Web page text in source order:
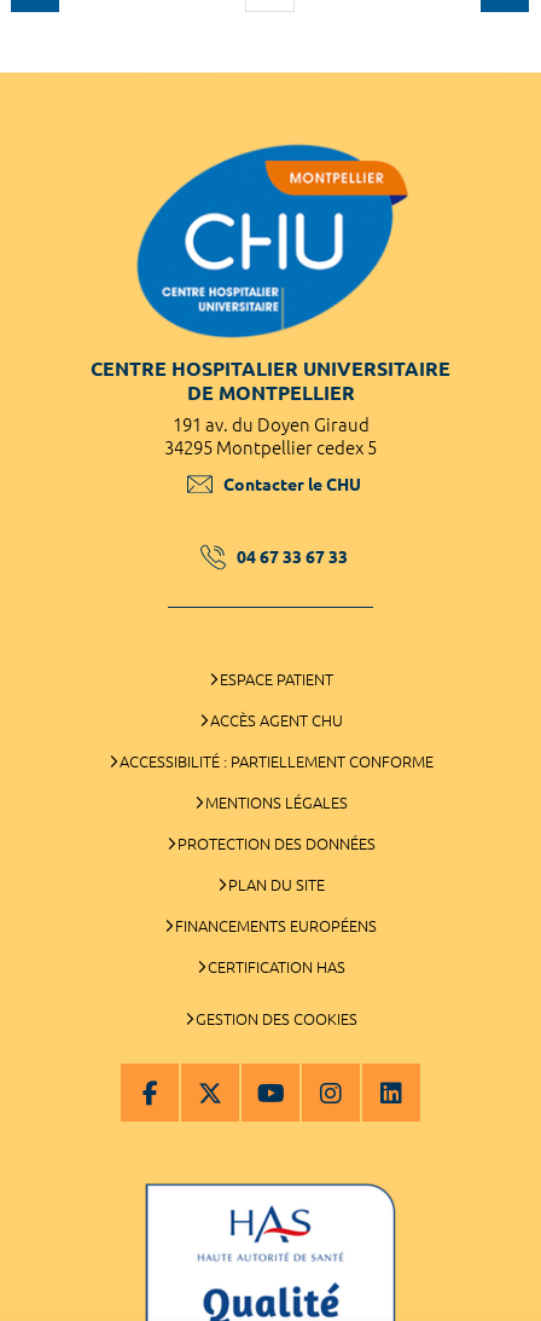
CENTRE HOSPITALIER UNIVERSITAIRE
DE MONTPELLIER
191 av. du Doyen Giraud
34295 Montpellier cedex 5
Contacter le CHU
04 67 33 67 33
ESPACE PATIENT
ACCÈS AGENT CHU
ACCESSIBILITÉ : PARTIELLEMENT CONFORME
MENTIONS LÉGALES
PROTECTION DES DONNÉES
PLAN DU SITE
FINANCEMENTS EUROPÉENS
CERTIFICATION HAS
GESTION DES COOKIES